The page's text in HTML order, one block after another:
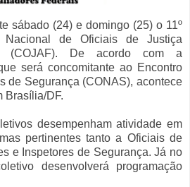
sábado (24) e domingo (25) o 11º
Nacional de Oficiais de Justiça
(COJAF). De acordo com a
será concomitante ao Encontro
de Segurança (CONAS), acontece
Brasília/DF.
desempenham atividade em
pertinentes tanto a Oficiais de
e Inspetores de Segurança. Já no
desenvolverá programação